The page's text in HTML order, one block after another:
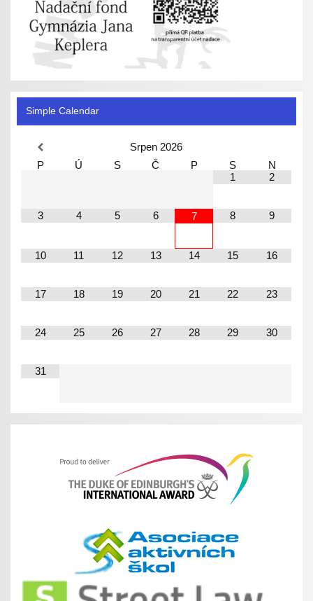
Simple Calendar
Srpen 2026
P
Ú S Č P S
N
1
2
3 4 5 6 7 8 9
10 11 12 13 14 15 16
17 18 19 20 21 22 23
24 25 26 27 28 29 30
31